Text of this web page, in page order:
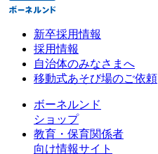
新卒採用情報
採用情報
自治体のみなさまへ
移動式あそび場のご依頼
ボーネルンド
ショップ
教育・保育関係者
向け情報サイト